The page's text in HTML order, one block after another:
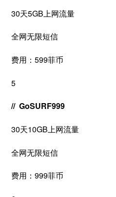
30天5GB上网流量
全网无限短信
费用：599菲币
5
// GoSURF999
30天10GB上网流量
全网无限短信
费用：999菲币